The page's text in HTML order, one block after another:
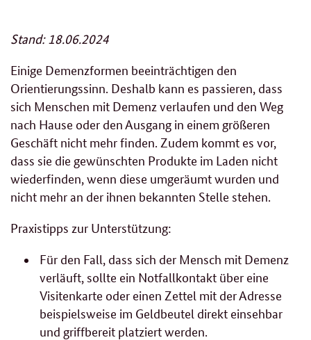
Stand: 18.06.2024
Einige Demenzformen beeinträchtigen den
Orientierungssinn. Deshalb kann es passieren, dass
sich Menschen mit Demenz verlaufen und den Weg
nach Hause oder den Ausgang in einem größeren
Geschäft nicht mehr finden. Zudem kommt es vor,
dass sie die gewünschten Produkte im Laden nicht
wiederfinden, wenn diese umgeräumt wurden und
nicht mehr an der ihnen bekannten Stelle stehen.
Praxistipps zur Unterstützung:
Für den Fall, dass sich der Mensch mit Demenz
verläuft, sollte ein Notfallkontakt über eine
Visitenkarte oder einen Zettel mit der Adresse
beispielsweise im Geldbeutel direkt einsehbar
und griffbereit platziert werden.